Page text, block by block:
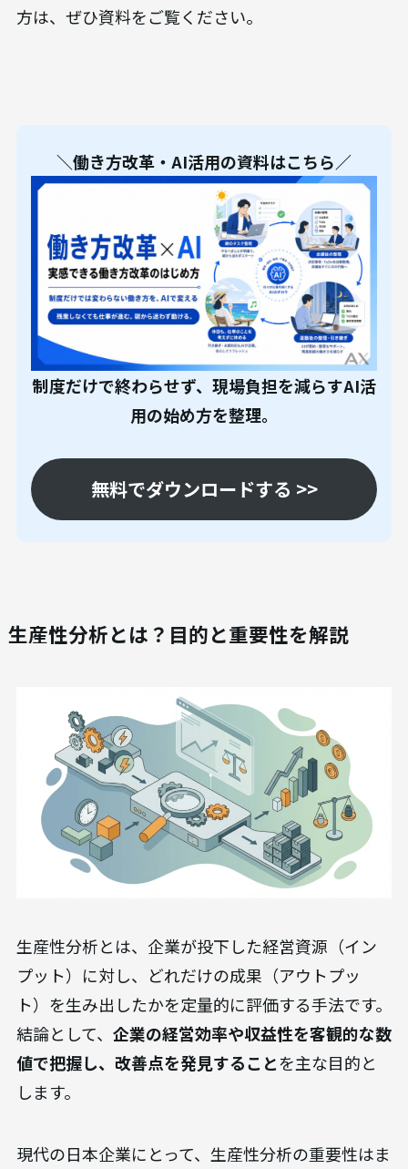
方は、ぜひ資料をご覧ください。
＼働き方改革・AI活用の資料はこちら／
制度だけで終わらせず、現場負担を減らすAI活
用の始め方を整理。
無料でダウンロードする >>
生産性分析とは？目的と重要性を解説
生産性分析とは、企業が投下した経営資源（イン
プット）に対し、どれだけの成果（アウトプッ
ト）を生み出したかを定量的に評価する手法です。
結論として、 企業の経営効率や収益性を客観的な数
値で把握し、改善点を発見することを主な目的と
します。
現代の日本企業にとって、生産性分析の重要性はま